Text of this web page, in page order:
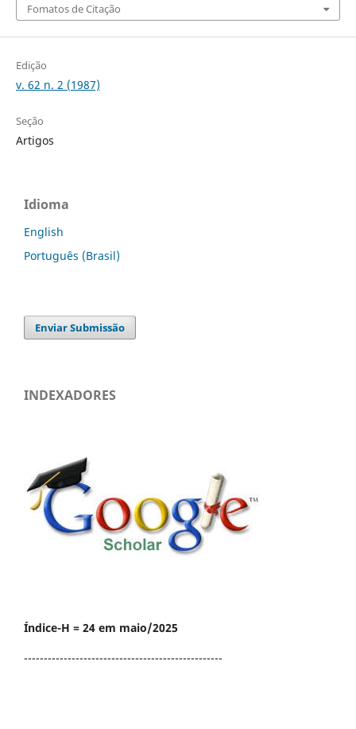
Fomatos de Citação
Edição
v. 62 n. 2 (1987)
Seção
Artigos
Idioma
English
Português (Brasil)
Enviar Submissão
INDEXADORES
Índice-H = 24 em maio/2025
--------------------------------------------------